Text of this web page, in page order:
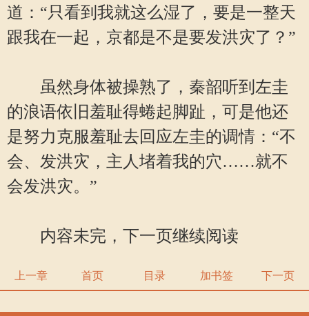
道：“只看到我就这么湿了，要是一整天
跟我在一起，京都是不是要发洪灾了？”
虽然身体被操熟了，秦韶听到左圭
的浪语依旧羞耻得蜷起脚趾，可是他还
是努力克服羞耻去回应左圭的调情：“不
会、发洪灾，主人堵着我的穴……就不
会发洪灾。”
内容未完，下一页继续阅读
上一章 首页 目录 加书签 下一页